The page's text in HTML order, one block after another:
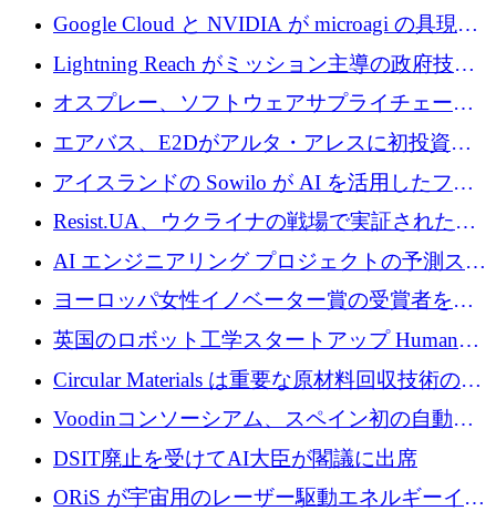
の新たな二次株式売却を確認
Google Cloud と NVIDIA が microagi の具現化
された AI の野望を推進
Lightning Reach がミッション主導の政府技術
グループとしてポートフォリオを拡大し ETG
に買収
オスプレー、ソフトウェアサプライチェーン
攻撃を阻止するために265万ドルを確保
エアバス、E2Dがアルタ・アレスに初投資、
欧州防衛技術ファンドに5億ユーロを拠出
アイスランドの Sowilo が AI を活用したファ
ッション製品インテリジェンス プラットフォ
ームを拡大するためにプレシードを調達
Resist.UA、ウクライナの戦場で実証された防
衛技術を拡大するために5,000万ユーロの欧州
基金を立ち上げる
AI エンジニアリング プロジェクトの予測スタ
ートアップ Cascade が a16z アクセラレータか
らの支援を獲得
ヨーロッパ女性イノベーター賞の受賞者を紹
介します
英国のロボット工学スタートアップ Humanoid
がシリーズ A 1 億 5,200 万ドルで評価額 13 億
5,000 万ドルに到達
Circular Materials は重要な原材料回収技術の拡
張に 1,180 万ユーロを確保
Voodinコンソーシアム、スペイン初の自動木
製ブレード工場の建設にEU補助金4,800万ユ
ーロを確保
DSIT廃止を受けてAI大臣が閣議に出席
ORiS が宇宙用のレーザー駆動エネルギーイン